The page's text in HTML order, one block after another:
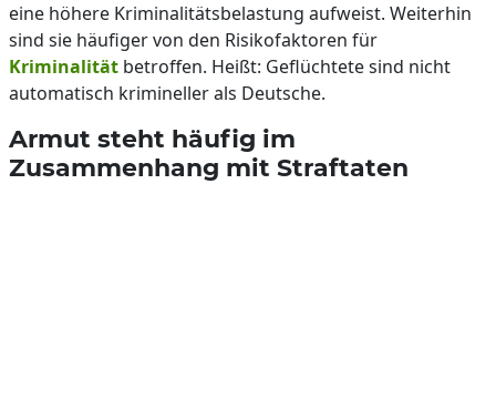
eine höhere Kriminalitätsbelastung aufweist. Weiterhin
sind sie häufiger von den Risikofaktoren für
Kriminalität betroffen. Heißt: Geflüchtete sind nicht
automatisch krimineller als Deutsche.
Armut steht häufig im
Zusammenhang mit Straftaten